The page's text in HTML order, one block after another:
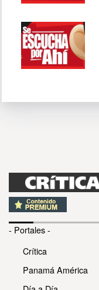
- Portales -
Crítica
Panamá América